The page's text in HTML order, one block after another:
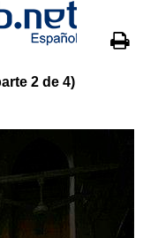
2 de 4)